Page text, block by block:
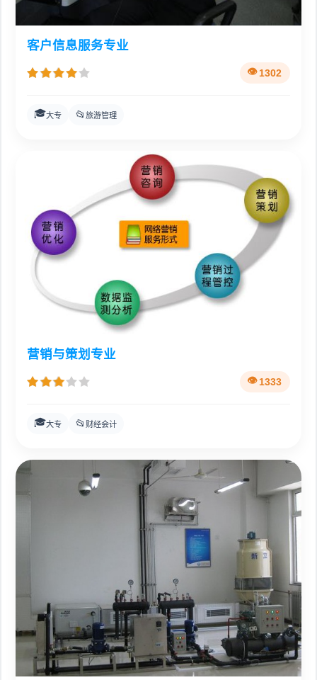
客户信息服务专业
1302
🎓大专 📂 旅游管理
营销与策划专业
1333
🎓大专 📂 财经会计